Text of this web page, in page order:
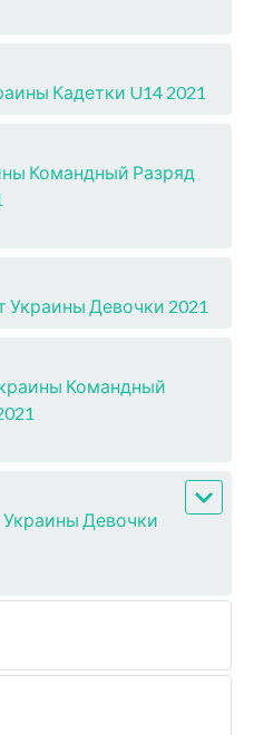
Кадетки U14 2021
Командный Разряд
Украины Девочки 2021
Командный
Девочки